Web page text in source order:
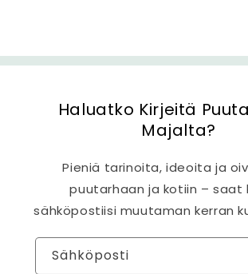
ö
Haluatko Kirjeitä
Majalta?
Pieniä tarinoita, ideoita ja
puutarhaan ja kotiin – saat
sähköpostiisi muutaman kerran
Sähköposti